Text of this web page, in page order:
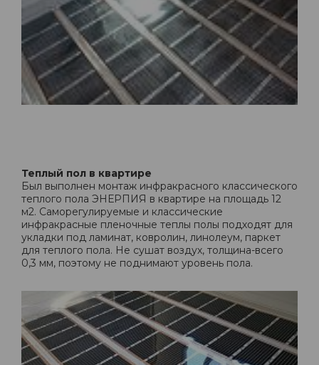
Теплый пол в квартире
Был выполнен монтаж инфракрасного классического
теплого пола ЭНЕРПИЯ в квартире на площадь 12
м2. Саморегулируемые и классические
инфракрасные пленочные теплы полы подходят для
укладки под ламинат, ковролин, линолеум, паркет
для теплого пола. Не сушат воздух, толщина-всего
0,3 мм, поэтому не поднимают уровень пола.